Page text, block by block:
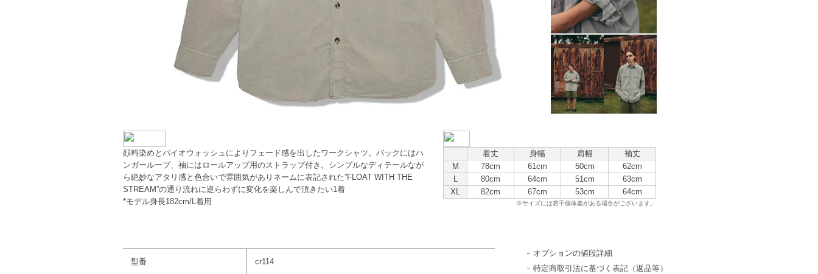
顔料染めとバイオウォッシュによりフェード感を出したワークシャツ。バックにはハ
ンガーループ、袖にはロールアップ用のストラップ付き。シンプルなディテールなが
ら絶妙なアタリ感と色合いで雰囲気がありネームに表記された”FLOAT WITH THE
STREAM”の通り流れに逆らわずに変化を楽しんで頂きたい1着
*モデル身長182cm/L着用
着丈 身幅 肩幅
袖丈
M
78cm 61cm 50cm
62cm
L
80cm 64cm 51cm
63cm
XL
82cm 67cm 53cm 64cm
※サイズには若干個体差がある場合がございます。
型番 cr114
オプションの値段詳細
特定商取引法に基づく表記（返品等）